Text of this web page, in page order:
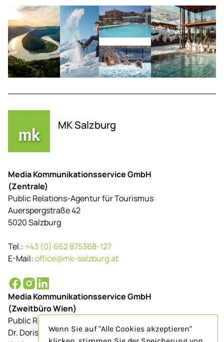
MK Salzburg
Media Kommunikationsservice GmbH
(Zentrale)
Public Relations-Agentur für Tourismus
Auerspergstraße 42
5020 Salzburg
Tel.: +43 (0) 662 875368-127
E-Mail:office@mk-salzburg.at
Media Kommunikationsservice GmbH
(Zweitbüro Wien)
Public Relations-Agentur für Tourismus
Dr. Doris Schenkenfelder
Wenn Sie auf "Alle Cookies akzeptieren"